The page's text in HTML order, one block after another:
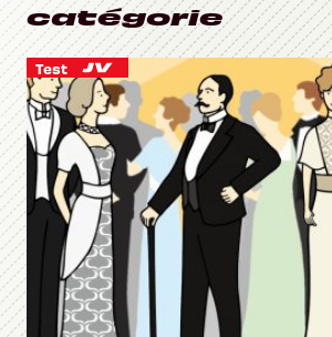
catégorie
Test